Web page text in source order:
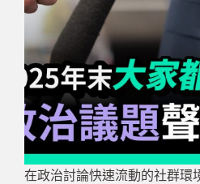
在政治討論快速流動的社群